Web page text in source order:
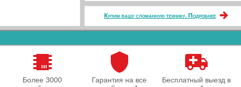
Купим вашу сломанную технику. Подробнее
Более 3000
Гарантия на все
Бесплатный выезд в